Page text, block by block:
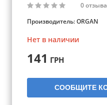
0
Производитель:ORGAN
Нет в наличии
141 ГРН
СООБЩИТЕ